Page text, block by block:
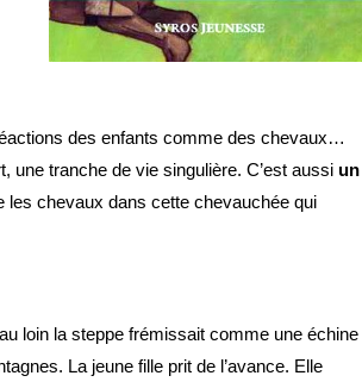
des enfants comme des chevaux…
une tranche de vie singulière. C’est aussi un
les chevaux dans cette chevauchée qui
loin la steppe frémissait comme une échine
La jeune fille prit de l’avance. Elle